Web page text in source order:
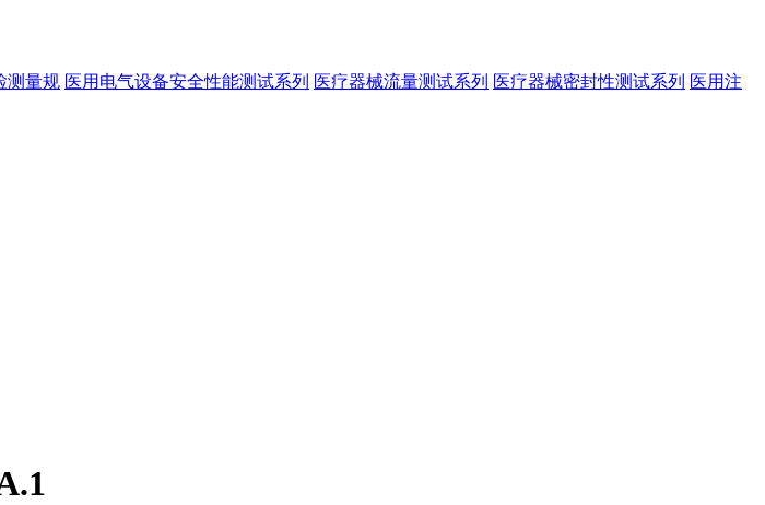
测量规 医用电气设备安全性能测试系列 医疗器械流量测试系列 医疗器械密封性测试系列 医用注